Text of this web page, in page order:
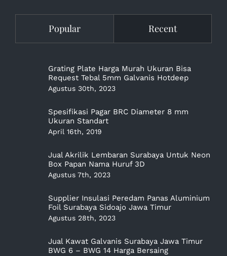
Popular Recent
Grating Plate Harga Murah Ukuran Bisa
Request Tebal 5mm Galvanis Hotdeep
Agustus 30th, 2023
Spesifikasi Pagar BRC Diameter 8 mm
Ukuran Standart
April 16th, 2019
Jual Akrilik Lembaran Surabaya Untuk Neon
Box Papan Nama Huruf 3D
Agustus 7th, 2023
Supplier Insulasi Peredam Panas Aluminium
Foil Surabaya Sidoajo Jawa Timur
Agustus 28th, 2023
Jual Kawat Galvanis Surabaya Jawa Timur
BWG 6 – BWG 14 Harga Bersaing